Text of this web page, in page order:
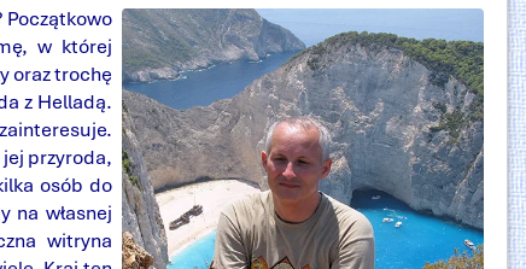
Początkowo
w której
oraz trochę
z Helladą.
przyroda,
osób do
na własnej
witryna